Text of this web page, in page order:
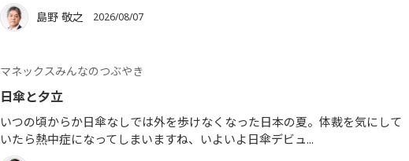
島野 敬之 2026/08/07
マネックスみんなのつぶやき
日傘と夕立
いつの頃からか日傘なしでは外を歩けなくなった日本の夏。体裁を気にして
いたら熱中症になってしまいますね、いよいよ日傘デビュ...